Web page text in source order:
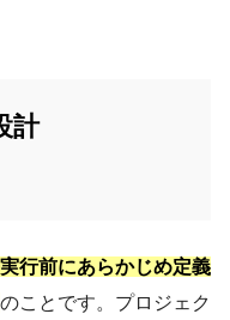
計
行前にあらかじめ定義
のことです。プロジェク